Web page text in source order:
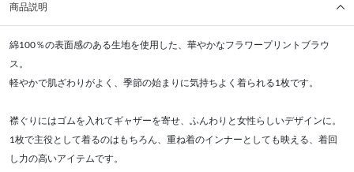
商品説明
綿100％の表面感のある生地を使用した、華やかなフラワープリントブラウ
ス。
軽やかで肌ざわりがよく、季節の始まりに気持ちよく着られる1枚です。
襟ぐりにはゴムを入れてギャザーを寄せ、ふんわりと女性らしいデザインに。
1枚で主役として着るのはもちろん、重ね着のインナーとしても映える、着回
し力の高いアイテムです。